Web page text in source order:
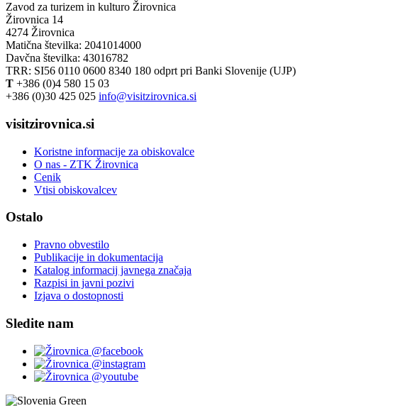
Zavod za turizem in kulturo Žirovnica
Žirovnica 14
4274 Žirovnica
Matična številka: 2041014000
Davčna številka: 43016782
TRR: SI56 0110 0600 8340 180 odprt pri Banki Slovenije (UJP)
T +386 (0)4 580 15 03
+386 (0)30 425 025 info@visitzirovnica.si
visitzirovnica.si
Koristne informacije za obiskovalce
O nas - ZTK Žirovnica
Cenik
Vtisi obiskovalcev
Ostalo
Pravno obvestilo
Publikacije in dokumentacija
Katalog informacij javnega značaja
Razpisi in javni pozivi
Izjava o dostopnosti
Sledite nam